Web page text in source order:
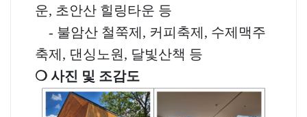
운, 초안산 힐링타운 등
- 불암산 철쭉제 , 커피축제 , 수제맥주
축제 , 댄싱노원 , 달빛산책 등
❍ 사진 및 조감도